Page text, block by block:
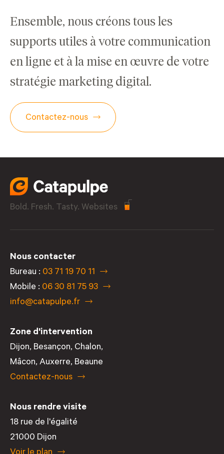
Ensemble, nous créons tous les
supports utiles à votre communication
en ligne et à la mise en œuvre de votre
stratégie marketing digital.
Contactez-nous
Bold. Fresh. Tasty. Websites
Nous contacter
Bureau : 03 71 19 70 11
Mobile : 06 30 81 75 93
info@catapulpe.fr
Zone d'intervention
Dijon, Besançon, Chalon,
Mâcon, Auxerre, Beaune
Contactez-nous
Nous rendre visite
18 rue de l'égalité
21000 Dijon